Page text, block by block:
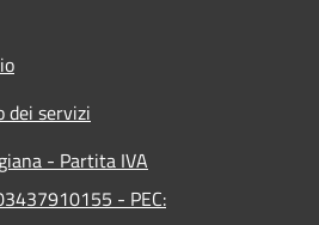
dei servizi
- Partita IVA
- PEC: